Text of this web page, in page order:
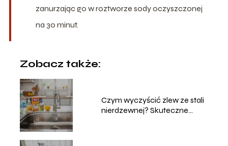
zanurzając go w roztworze sody oczyszczonej
na 30 minut.
Zobacz także:
Czym wyczyścić zlew ze stali
nierdzewnej? Skuteczne